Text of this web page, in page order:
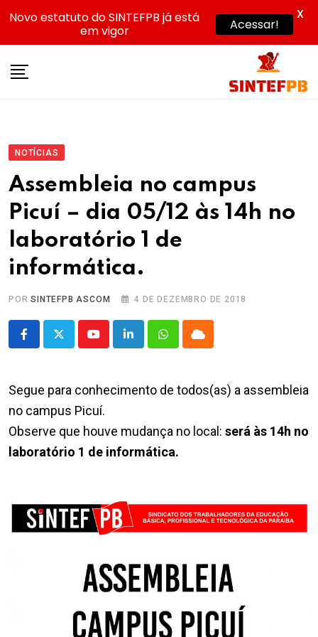
NOTÍCIAS
Assembleia no campus
Picuí – dia 05/12 às 14h no
laboratório 1 de
informática.
PORSINTEFPB ASCOM 4 DE DEZEMBRO DE 2018
YoutubeLinkedInWhatsappCloud
Segue para conhecimento de todos(as) a assembleia
no campus Picuí.
Observe que houve mudança no local: será às 14h no
laboratório 1 de informática.
Novo estatuto do SINTEFPB já está
em vigor
Acessar!
X